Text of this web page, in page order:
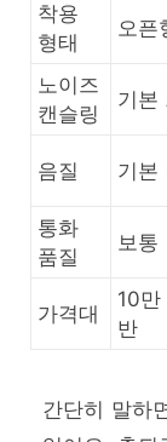
착용
형태
오픈
노이즈
캔슬링
기본
음질 기본
통화
품질
보통
가격대
10
반
간단히 말하